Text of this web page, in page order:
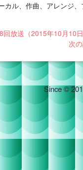
カル、作曲、アレン
放送（2015年10月10
次
Since ©